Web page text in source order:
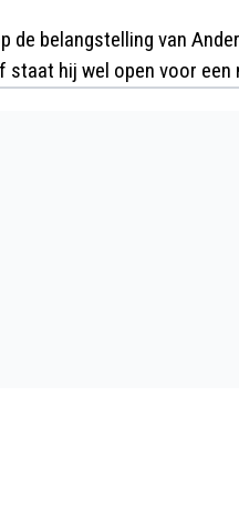
de belangstelling van
staat hij wel open voor een